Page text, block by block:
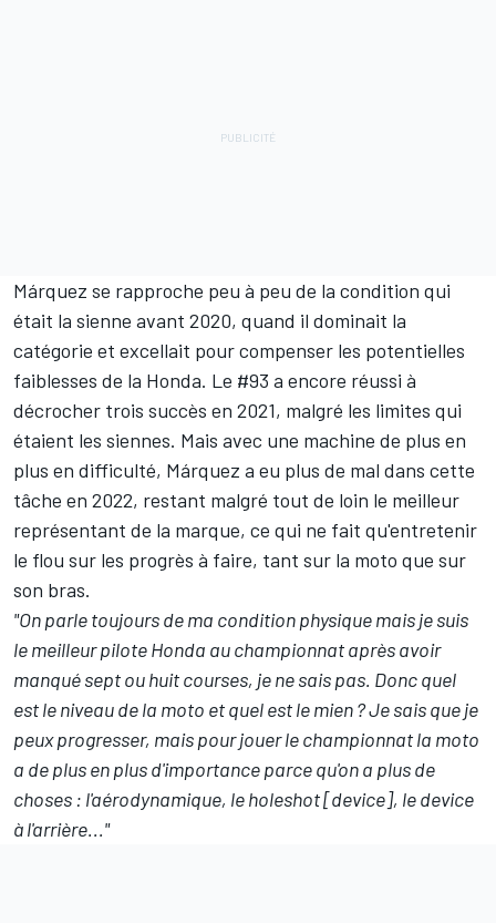
Márquez se rapproche peu à peu de la condition qui
était la sienne avant 2020, quand il dominait la
catégorie et excellait pour compenser les potentielles
faiblesses de la Honda. Le #93 a encore réussi à
décrocher trois succès en 2021, malgré les limites qui
étaient les siennes. Mais avec une machine de plus en
plus en difficulté, Márquez a eu plus de mal dans cette
tâche en 2022, restant malgré tout de loin le meilleur
représentant de la marque, ce qui ne fait qu'entretenir
le flou sur les progrès à faire, tant sur la moto que sur
son bras.
"On parle toujours de ma condition physique mais je suis
le meilleur pilote Honda au championnat après avoir
manqué sept ou huit courses, je ne sais pas. Donc quel
est le niveau de la moto et quel est le mien ? Je sais que je
peux progresser, mais pour jouer le championnat la moto
a de plus en plus d'importance parce qu'on a plus de
choses : l'aérodynamique, le holeshot [device], le device
à l'arrière..."